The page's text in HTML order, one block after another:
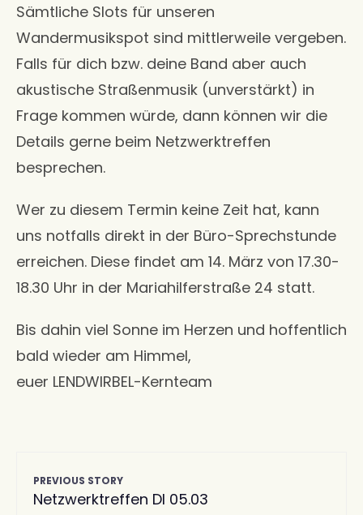
Sämtliche Slots für unseren
Wandermusikspot sind mittlerweile vergeben.
Falls für dich bzw. deine Band aber auch
akustische Straßenmusik (unverstärkt) in
Frage kommen würde, dann können wir die
Details gerne beim Netzwerktreffen
besprechen.
Wer zu diesem Termin keine Zeit hat, kann
uns notfalls direkt in der Büro-Sprechstunde
erreichen. Diese findet am 14. März von 17.30-
18.30 Uhr in der Mariahilferstraße 24 statt.
Bis dahin viel Sonne im Herzen und hoffentlich
bald wieder am Himmel,
euer LENDWIRBEL-Kernteam
PREVIOUS STORY
Netzwerktreffen DI 05.03